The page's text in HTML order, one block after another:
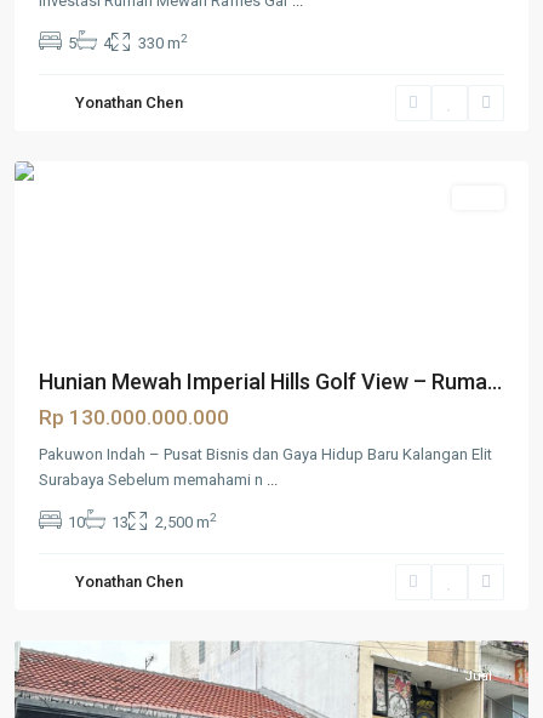
5 4 330 m2
Yonathan Chen
Pakuwon
Indah ,
Surabaya
Hunian Mewah Imperial Hills Golf View – Ruma...
Rp 130.000.000.000
Pakuwon Indah – Pusat Bisnis dan Gaya Hidup Baru Kalangan Elit
Surabaya Sebelum memahami n ...
10 13 2,500 m2
Yonathan Chen
Surabaya
Jual